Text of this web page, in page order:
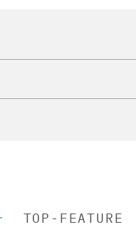
TOP-FEATURE